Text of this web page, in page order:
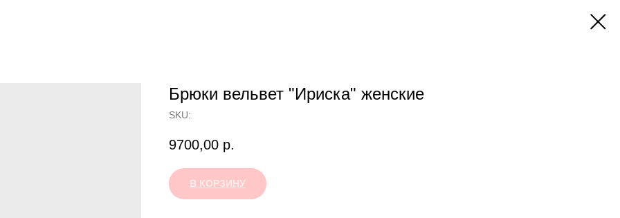
Брюки вельвет "Ириска" женские
SKU:
9700,00 р.
В КОРЗИНУ